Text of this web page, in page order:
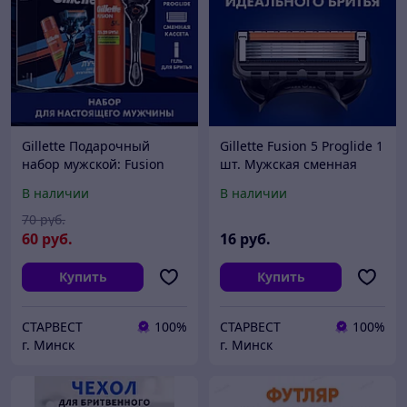
Gillette Подарочный
набор мужской: Fusion
1 кассетой + Гель для
бритья 200 мл
В наличии
60 руб.
70 руб.
Купить
СТАРВЕСТ
100%
г. Минск
Gillette Fusion 5 Proglide 1
шт. Мужская сменная
бритья
В наличии
16 руб.
Купить
СТАРВЕСТ
100%
г. Минск